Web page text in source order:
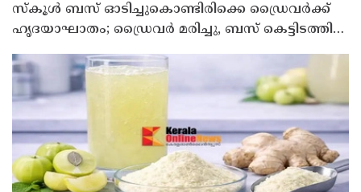
സ്കൂൾ ബസ് ഓടിച്ചുകൊണ്ടിരിക്കെ ഡ്രൈവർക്ക്
ഹൃദയാഘാതം; ഡ്രൈവർ മരിച്ചു, ബസ് കെട്ടിടത്തിൽ